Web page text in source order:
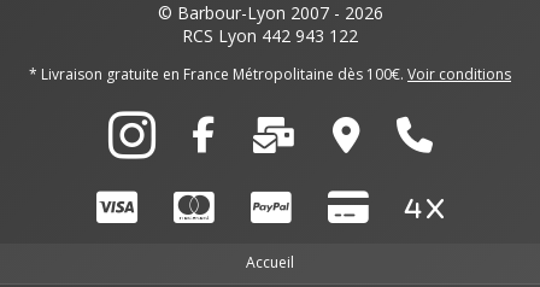
© Barbour-Lyon 2007 - 2026
RCS Lyon 442 943 122
* Livraison gratuite en France Métropolitaine dès 100€. Voir conditions
Accueil